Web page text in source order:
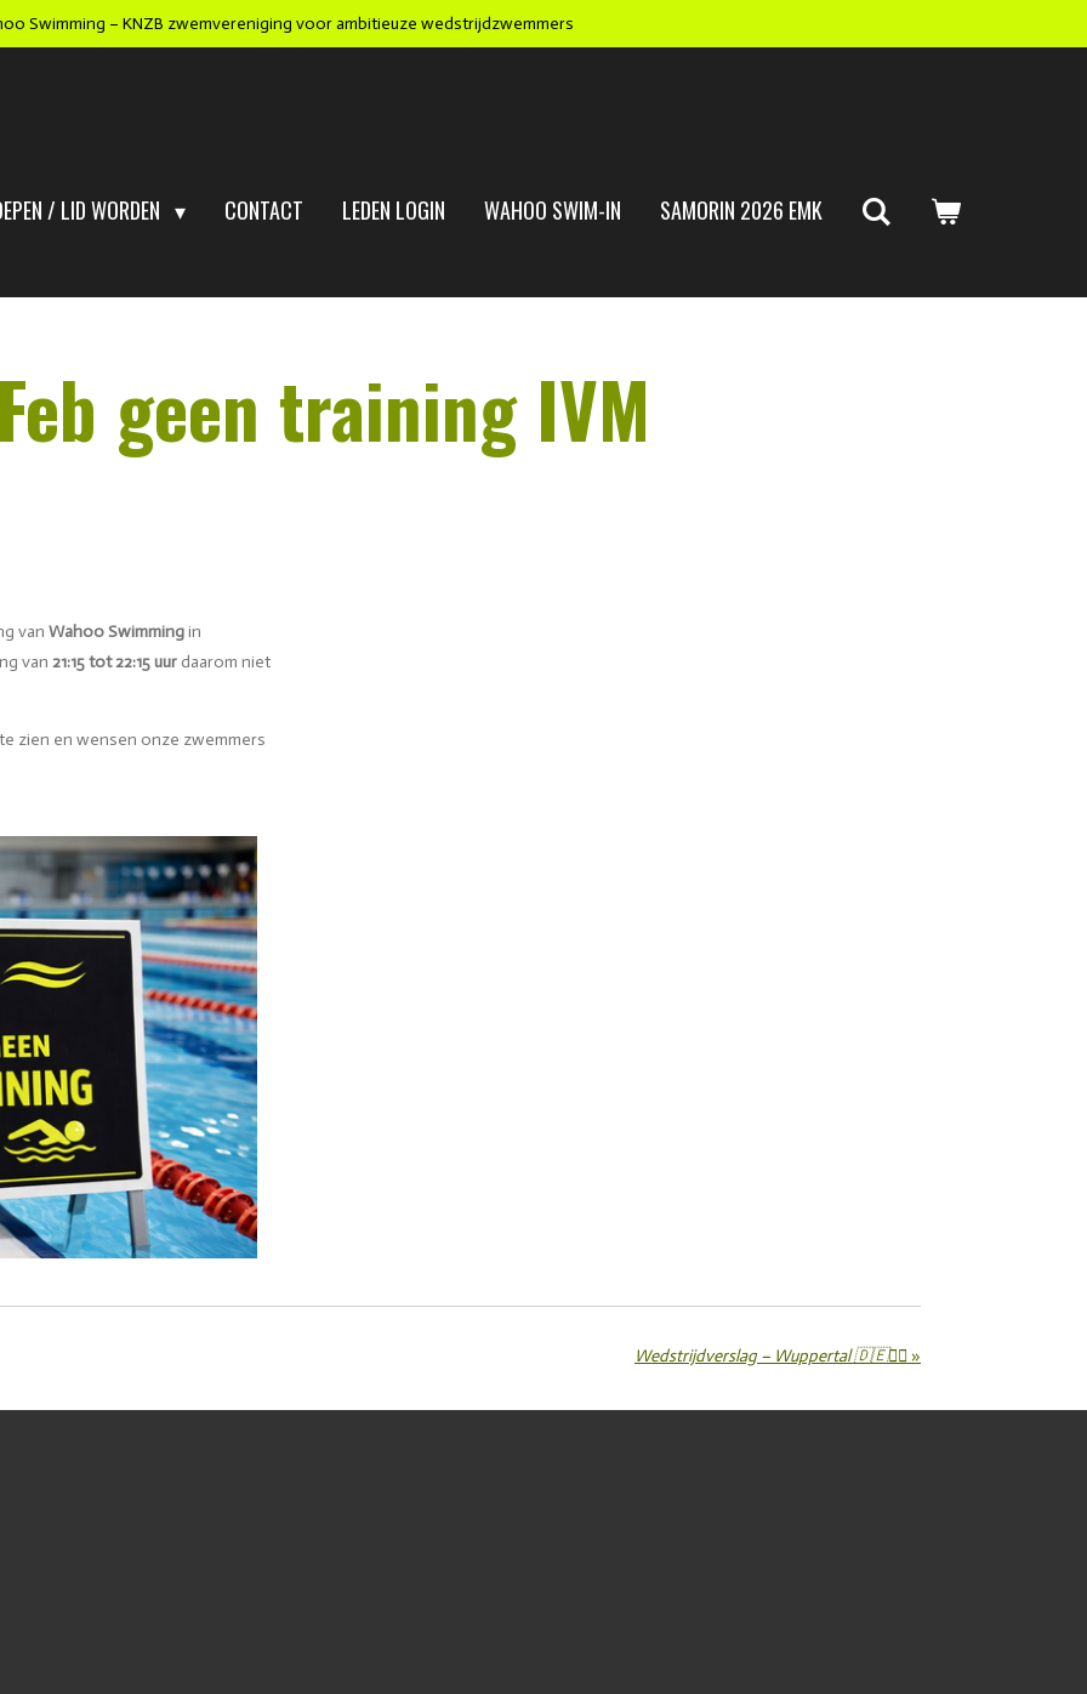
Swimming – KNZB zwemvereniging voor ambitieuze wedstrijdzwemmers
/ LID WORDEN CONTACT LEDEN LOGIN WAHOO SWIM-IN
SAMORIN 2026 EMK
geen training IVM
van Wahoo Swimmingin
van 21:15 tot 22:15 uur daarom niet
zien en wensen onze zwemmers
Wedstrijdverslag – Wuppertal 🇩🇪🏊‍♂️ »